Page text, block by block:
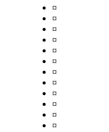
¤
¤
¤
¤
¤
¤
¤
¤
¤
¤
¤
¤